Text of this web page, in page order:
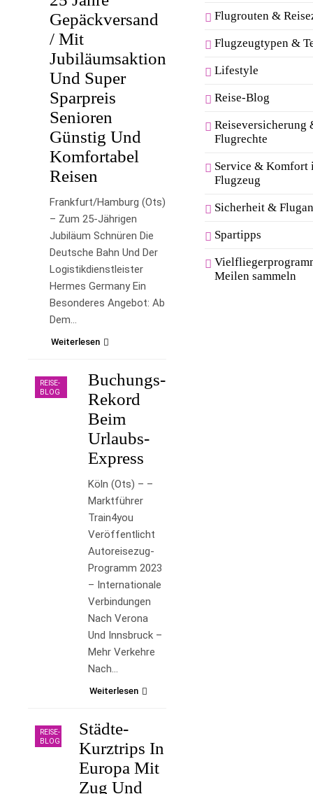
Gepäckversand
/ Mit
Jubiläumsaktion
Und Super
Sparpreis
Senioren
Günstig Und
Komfortabel
Reisen
Frankfurt/Hamburg (ots)
– Zum 25-Jährigen
Jubiläum Schnüren Die
Deutsche Bahn Und Der
Logistikdienstleister
Hermes Germany Ein
Besonderes Angebot: Ab
Dem…
Weiterlesen
REISE-
BLOG
Buchungs-
Rekord
Beim
Urlaubs-
Express
Köln (ots) – –
Marktführer
Train4you
Veröffentlicht
Autoreisezug-
Programm 2023
– Internationale
Verbindungen
Nach Verona
Und Innsbruck –
Mehr Verkehre
Nach…
Weiterlesen
REISE-
BLOG
Städte-
Kurztrips In
Europa Mit
Zug Und
Flugrouten &
Flugzeugtypen &
Lifestyle
Reise-Blog
Reiseversicherung
Flugrechte
Service & Komfort
Flugzeug
Sicherheit &
Spartipps
Meilen sammeln